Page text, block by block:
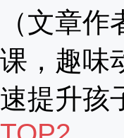
（文章
课，趣味
速提升孩